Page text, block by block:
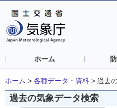
ホーム
ホーム > 各種データ・資料 > 過去
過去の気象データ検索